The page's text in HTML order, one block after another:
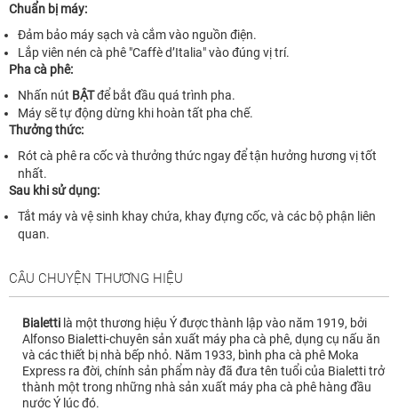
Chuẩn bị máy:
Đảm bảo máy sạch và cắm vào nguồn điện.
Lắp viên nén cà phê "Caffè d’Italia" vào đúng vị trí.
Pha cà phê:
Nhấn nút BẬTđể bắt đầu quá trình pha.
Máy sẽ tự động dừng khi hoàn tất pha chế.
Thưởng thức:
Rót cà phê ra cốc và thưởng thức ngay để tận hưởng hương vị tốt
nhất.
Sau khi sử dụng:
Tắt máy và vệ sinh khay chứa, khay đựng cốc, và các bộ phận liên
quan.
CÂU CHUYỆN THƯƠNG HIỆU
Bialetti là một thương hiệu Ý được thành lập vào năm 1919, bởi
Alfonso Bialetti-chuyên sản xuất máy pha cà phê, dụng cụ nấu ăn
và các thiết bị nhà bếp nhỏ. Năm 1933, bình pha cà phê Moka
Express ra đời, chính sản phẩm này đã đưa tên tuổi của Bialetti trở
thành một trong những nhà sản xuất máy pha cà phê hàng đầu
nước Ý lúc đó.